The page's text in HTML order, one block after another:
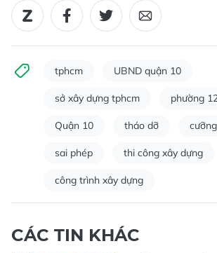
tphcm UBND quận 10
sở xây dựng tphcm phường
Quận 10 tháo dỡ
sai phép thi công xây dựng
công trình xây dựng
CÁC TIN KHÁC